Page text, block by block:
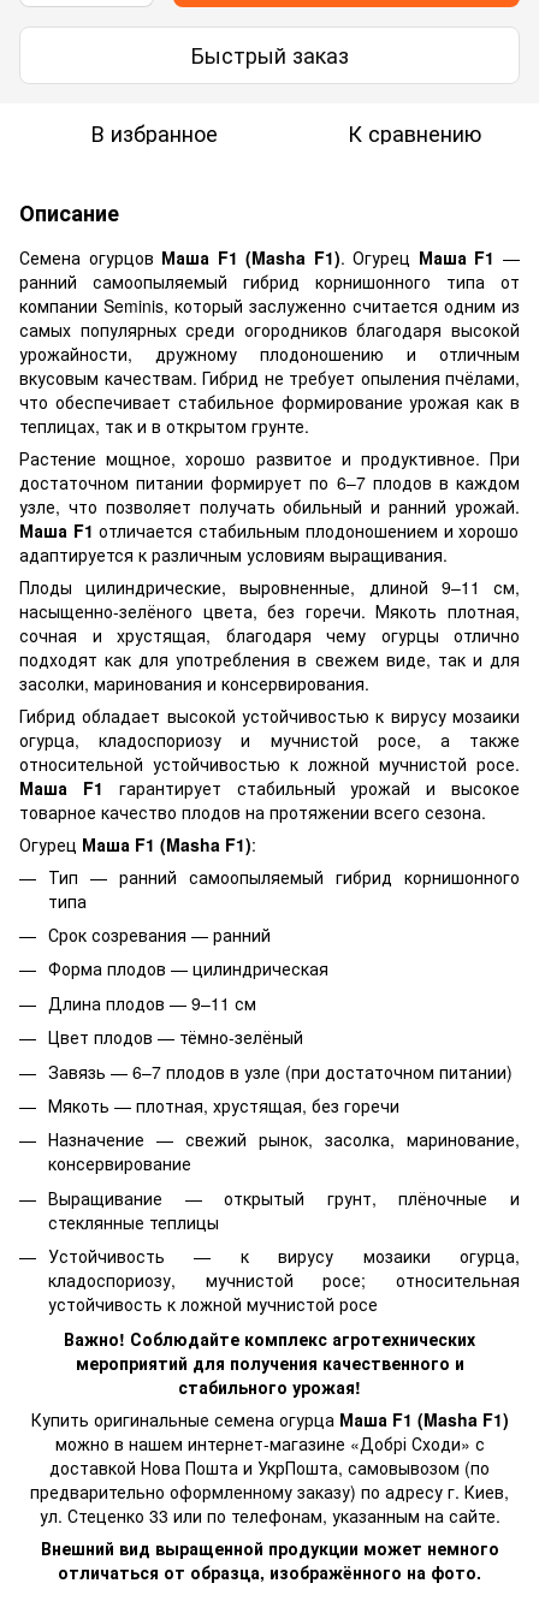
Быстрый заказ
В избранное К сравнению
Описание
Семена огурцов Маша F1 (Masha F1). Огурец Маша F1 —
ранний самоопыляемый гибрид корнишонного типа от
компании Seminis, который заслуженно считается одним из
самых популярных среди огородников благодаря высокой
урожайности, дружному плодоношению и отличным
вкусовым качествам. Гибрид не требует опыления пчёлами,
что обеспечивает стабильное формирование урожая как в
теплицах, так и в открытом грунте.
Растение мощное, хорошо развитое и продуктивное. При
достаточном питании формирует по 6–7 плодов в каждом
узле, что позволяет получать обильный и ранний урожай.
Маша F1 отличается стабильным плодоношением и хорошо
адаптируется к различным условиям выращивания.
Плоды цилиндрические, выровненные, длиной 9–11 см,
насыщенно-зелёного цвета, без горечи. Мякоть плотная,
сочная и хрустящая, благодаря чему огурцы отлично
подходят как для употребления в свежем виде, так и для
засолки, маринования и консервирования.
Гибрид обладает высокой устойчивостью к вирусу мозаики
огурца, кладоспориозу и мучнистой росе, а также
относительной устойчивостью к ложной мучнистой росе.
Маша F1 гарантирует стабильный урожай и высокое
товарное качество плодов на протяжении всего сезона.
Огурец Маша F1 (Masha F1):
Тип — ранний самоопыляемый гибрид корнишонного
типа
Срок созревания — ранний
Форма плодов — цилиндрическая
Длина плодов — 9–11 см
Цвет плодов — тёмно-зелёный
Завязь — 6–7 плодов в узле (при достаточном питании)
Мякоть — плотная, хрустящая, без горечи
Назначение — свежий рынок, засолка, маринование,
консервирование
Выращивание — открытый грунт, плёночные и
стеклянные теплицы
Устойчивость — к вирусу мозаики огурца,
кладоспориозу, мучнистой росе; относительная
устойчивость к ложной мучнистой росе
Важно! Соблюдайте комплекс агротехнических
мероприятий для получения качественного и
стабильного урожая!
Купить оригинальные семена огурца Маша F1 (Masha F1)
можно в нашем интернет-магазине «Добрі Сходи» с
доставкой Нова Пошта и УкрПошта, самовывозом (по
предварительно оформленному заказу) по адресу г. Киев,
ул. Стеценко 33 или по телефонам, указанным на сайте.
Внешний вид выращенной продукции может немного
отличаться от образца, изображённого на фото.